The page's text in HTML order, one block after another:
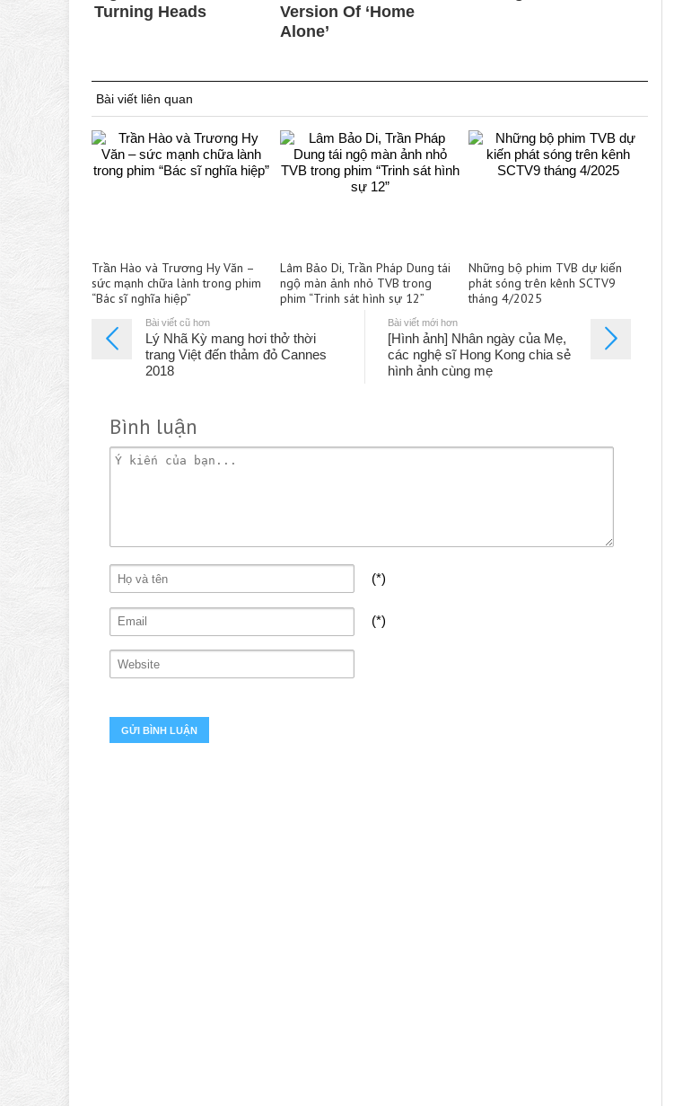
Bài viết liên quan
Trần Hào và Trương Hy Văn –
sức mạnh chữa lành trong phim
“Bác sĩ nghĩa hiệp”
Lâm Bảo Di, Trần Pháp Dung tái
ngộ màn ảnh nhỏ TVB trong
phim “Trinh sát hình sự 12”
Những bộ phim TVB dự kiến
phát sóng trên kênh SCTV9
tháng 4/2025
Bài viết cũ hơn
Lý Nhã Kỳ mang hơi thở thời
trang Việt đến thảm đỏ Cannes
2018
Bài viết mới hơn
[Hình ảnh] Nhân ngày của Mẹ,
các nghệ sĩ Hong Kong chia sẻ
hình ảnh cùng mẹ
Bình luận
(*)
(*)